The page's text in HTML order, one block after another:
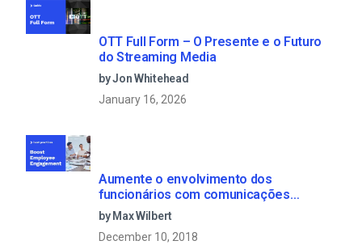
OTT Full Form – O Presente e o Futuro
do Streaming Media
by Jon Whitehead
January 16, 2026
Aumente o envolvimento dos
funcionários com comunicações
empresariais em direto
by Max Wilbert
December 10, 2018